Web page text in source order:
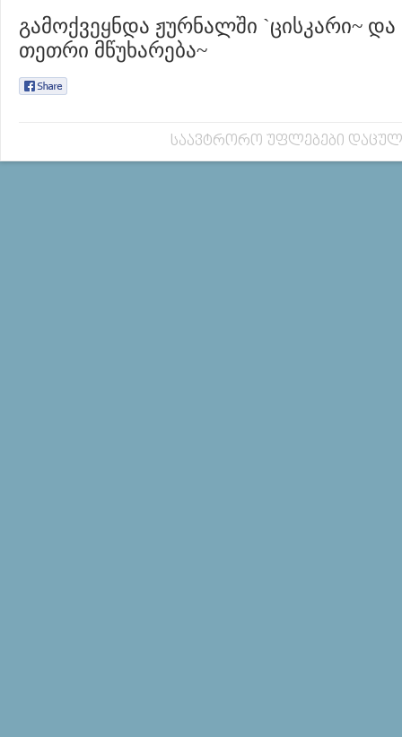
გამოქვეყნდა ჟურნალში `ცისკარი~
თეთრი მწუხარება~
საავტრორო უფლებები